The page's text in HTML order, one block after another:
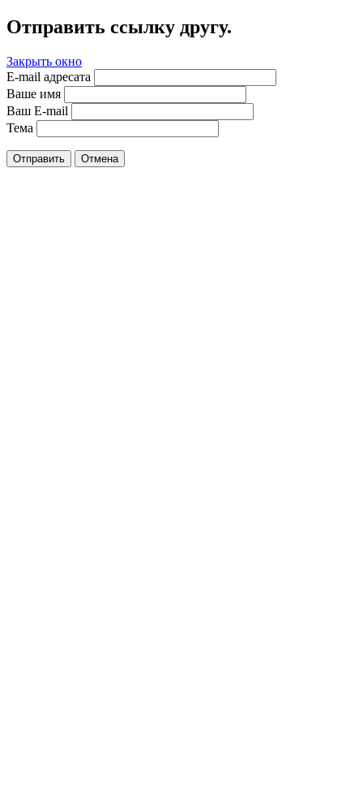
Отправить ссылку другу.
Закрыть окно
E-mail адресата
Ваше имя
Ваш E-mail
Тема
Отправить Отмена